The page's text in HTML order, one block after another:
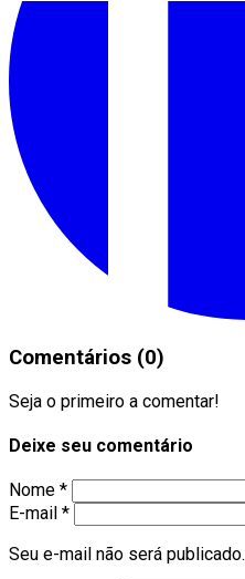
Comentários (0)
Seja o primeiro a comentar!
Deixe seu comentário
Nome *
E-mail *
Seu e-mail não será publicado.